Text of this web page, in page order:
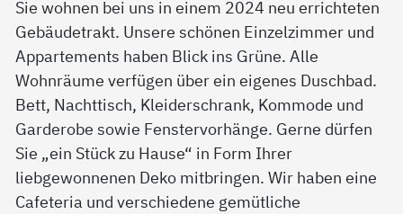
Sie wohnen bei uns in einem 2024 neu errichteten
Gebäudetrakt. Unsere schönen Einzelzimmer und
Appartements haben Blick ins Grüne. Alle
Wohnräume verfügen über ein eigenes Duschbad.
Bett, Nachttisch, Kleiderschrank, Kommode und
Garderobe sowie Fenstervorhänge. Gerne dürfen
Sie „ein Stück zu Hause“ in Form Ihrer
liebgewonnenen Deko mitbringen. Wir haben eine
Cafeteria und verschiedene gemütliche